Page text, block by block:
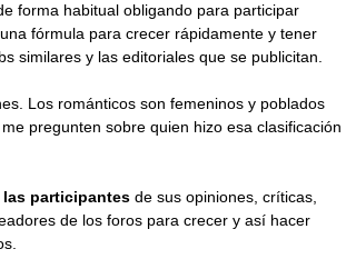
forma habitual obligando para participar
fórmula para crecer rápidamente y tener
similares y las editoriales que se publicitan.
Los románticos son femeninos y poblados
pregunten sobre quien hizo esa clasificación
participantes de sus opiniones, críticas,
de los foros para crecer y así hacer